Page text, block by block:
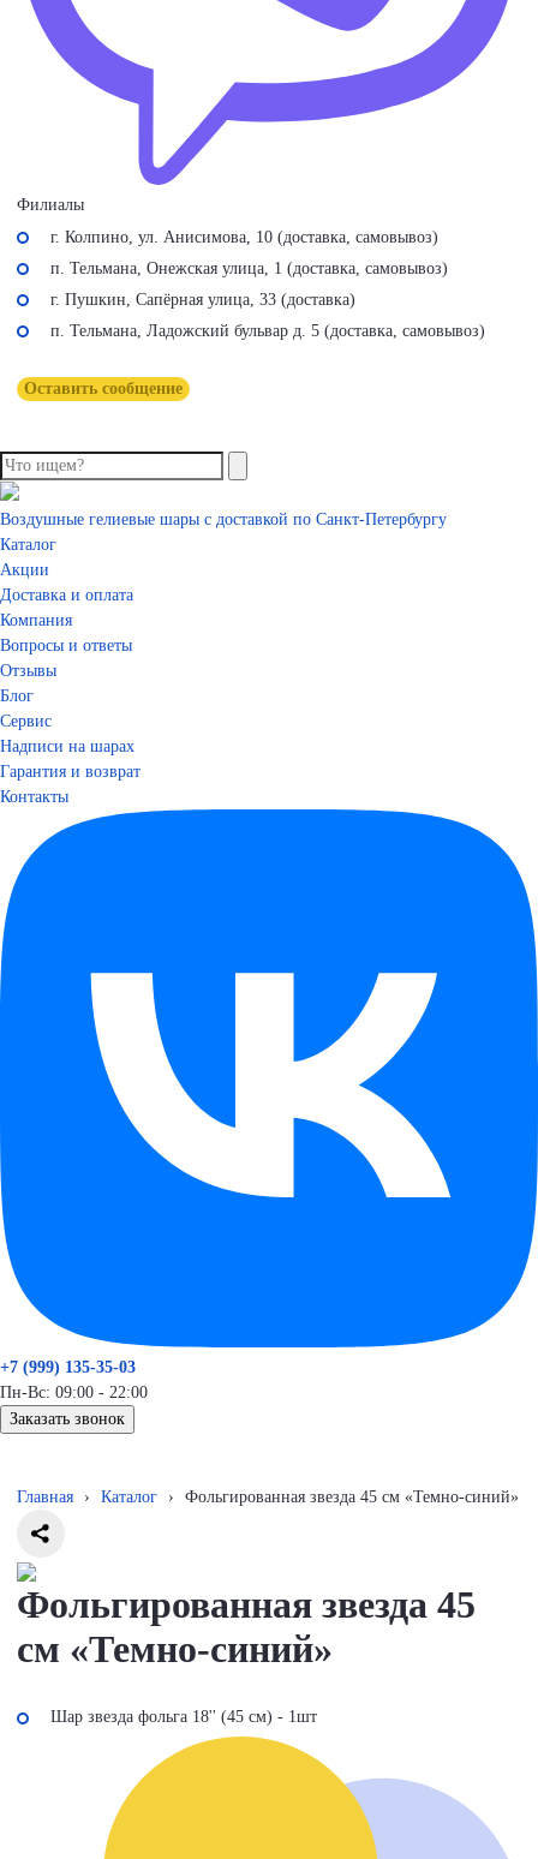
Филиалы
г. Колпино, ул. Анисимова, 10 (доставка, самовывоз)
п. Тельмана, Онежская улица, 1 (доставка, самовывоз)
г. Пушкин, Сапёрная улица, 33 (доставка)
п. Тельмана, Ладожский бульвар д. 5 (доставка, самовывоз)
Оставить сообщение
Воздушные гелиевые шары с доставкой по Санкт-Петербургу
Каталог
Акции
Доставка и оплата
Компания
Вопросы и ответы
Отзывы
Блог
Сервис
Надписи на шарах
Гарантия и возврат
Контакты
+7 (999) 135-35-03
Пн-Вс: 09:00 - 22:00
Заказать звонок
Главная › Каталог › Фольгированная звезда 45 см «Темно-синий»
Фольгированная звезда 45
см «Темно-синий»
Шар звезда фольга 18'' (45 см) - 1шт